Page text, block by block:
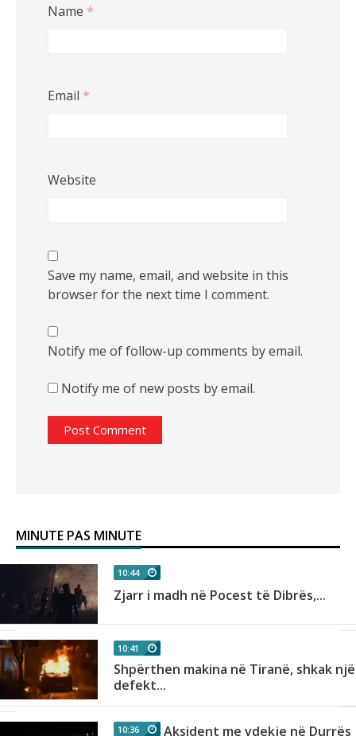
Name *
Email *
Website
Save my name, email, and website in this
browser for the next time I comment.
Notify me of follow-up comments by email.
Notify me of new posts by email.
MINUTE PAS MINUTE
10:44
Zjarr i madh në Pocest të Dibrës,...
10:41
Shpërthen makina në Tiranë, shkak një
defekt...
10:36 Aksident me vdekje në Durrës